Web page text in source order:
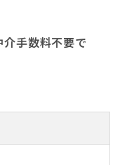
手数料不要で